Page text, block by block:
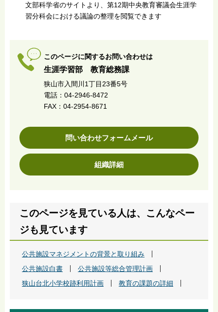
文部科学省のサイトより、第12期中央教育審議会生涯学
習分科会における議論の整理を閲覧できます
このページに関するお問い合わせは
生涯学習部 教育総務課
狭山市入間川1丁目23番5号
電話：04-2946-8472
FAX：04-2954-8671
問い合わせフォームメール
組織詳細
このページを見ている人は、こんなペー
ジも見ています
公共施設マネジメントの背景と取り組み
公共施設白書
公共施設等総合管理計画
狭山台北小学校跡利用計画
教育の課題の詳細